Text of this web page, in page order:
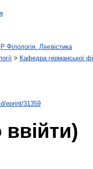
P Філологія. Лінгвістика
> Кафедра германської
eprint/31359
ввійти)